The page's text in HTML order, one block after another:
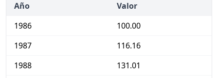
Año
Valor
1986
100.00
1987
116.16
1988
131.01